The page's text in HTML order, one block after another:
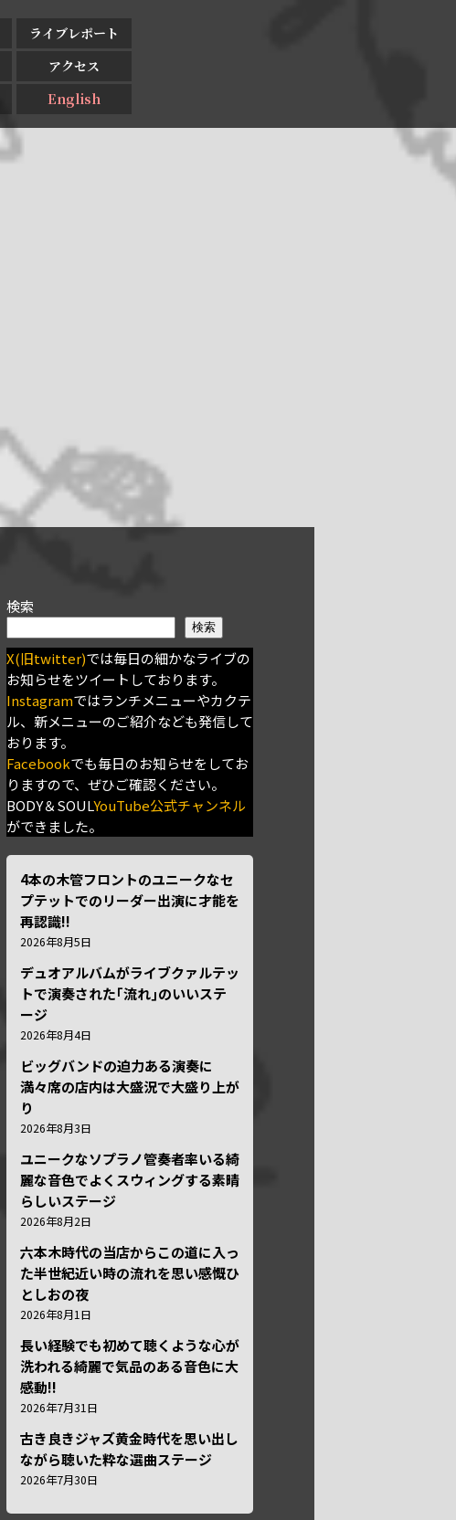
ライブレポート
アクセス
English
検索
検索
X(旧twitter)では毎日の細かなライブの
お知らせをツイートしております。
Instagramではランチメニューやカクテ
ル、新メニューのご紹介なども発信して
おります。
Facebookでも毎日のお知らせをしてお
りますので、ぜひご確認ください。
BODY＆SOULYouTube公式チャンネル
ができました。
4本の木管フロントのユニークなセ
プテットでのリーダー出演に才能を
再認識!!
2026年8月5日
デュオアルバムがライブクァルテッ
トで演奏された｢流れ｣のいいステ
ージ
2026年8月4日
ビッグバンドの迫力ある演奏に
満々席の店内は大盛況で大盛り上が
り
2026年8月3日
ユニークなソプラノ管奏者率いる綺
麗な音色でよくスウィングする素晴
らしいステージ
2026年8月2日
六本木時代の当店からこの道に入っ
た半世紀近い時の流れを思い感慨ひ
としおの夜
2026年8月1日
長い経験でも初めて聴くような心が
洗われる綺麗で気品のある音色に大
感動!!
2026年7月31日
古き良きジャズ黄金時代を思い出し
ながら聴いた粋な選曲ステージ
2026年7月30日